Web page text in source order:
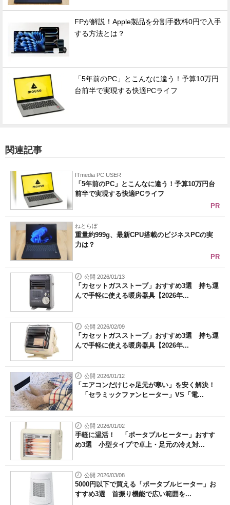
FPが解説！Apple製品を分割手数料0円で入手
する方法とは？
「5年前のPC」とこんなに違う！予算10万円
台前半で実現する快適PCライフ
関連記事
ITmedia PC USER
「5年前のPC」とこんなに違う！予算10万円台
前半で実現する快適PCライフ
PR
ねとらぼ
重量約999g、最新CPU搭載のビジネスPCの実
力は？
PR
公開 2026/01/13
「カセットガスストーブ」おすすめ3選 持ち運
んで手軽に使える暖房器具【2026年...
公開 2026/02/09
「カセットガスストーブ」おすすめ3選 持ち運
んで手軽に使える暖房器具【2026年...
公開 2026/01/12
「エアコンだけじゃ足元が寒い」を安く解決！
「セラミックファンヒーター」VS「電...
公開 2026/01/02
手軽に温活！ 「ポータブルヒーター」おすす
め3選 小型タイプで卓上・足元の冷え対...
公開 2026/03/08
5000円以下で買える「ポータブルヒーター」お
すすめ3選 首振り機能で広い範囲を...